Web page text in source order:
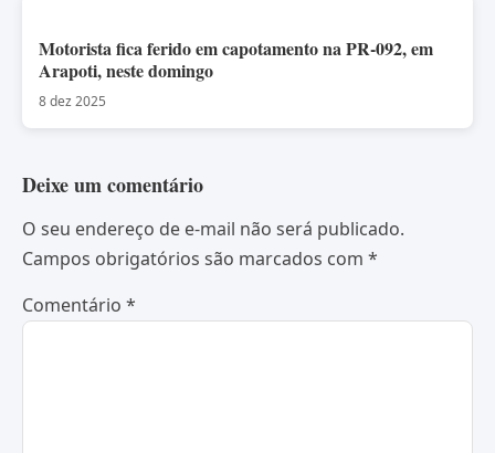
Motorista fica ferido em capotamento na PR-092, em
Arapoti, neste domingo
8 dez 2025
Deixe um comentário
O seu endereço de e-mail não será publicado.
Campos obrigatórios são marcados com *
Comentário *